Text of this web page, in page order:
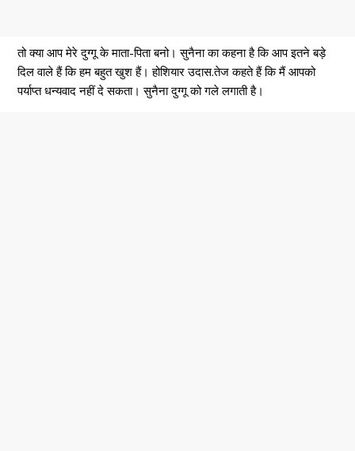
तो क्या आप मेरे दुग्गू के माता-पिता बनो। सुनैना का कहना है कि आप इतने बड़े
दिल वाले हैं कि हम बहुत खुश हैं। होशियार उदास.तेज कहते हैं कि मैं आपको
पर्याप्त धन्यवाद नहीं दे सकता। सुनैना दुग्गू को गले लगाती है।